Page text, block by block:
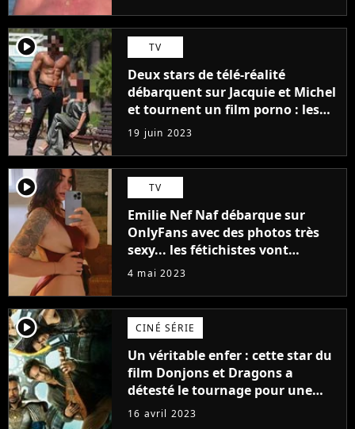
player2 TV
Deux stars de télé-réalité
débarquent sur Jacquie et Michel
et tournent un film porno : les
premières images du tournage
(exclu)
19 juin 2023
player2 TV
Emilie Nef Naf débarque sur
OnlyFans avec des photos très
sexy... les fétichistes vont
prendre leur pied !
4 mai 2023
player2 CINÉ SÉRIE
Un véritable enfer : cette star du
film Donjons et Dragons a
détesté le tournage pour une
raison très spéciale
16 avril 2023